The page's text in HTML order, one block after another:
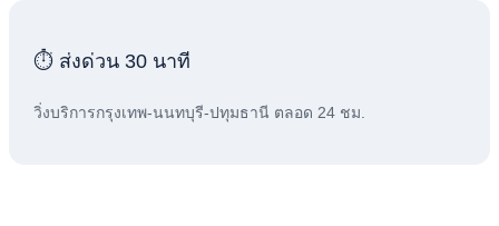
⏱️ ส่งด่วน 30 นาที
วิ่งบริการกรุงเทพ-นนทบุรี-ปทุมธานี ตลอด 24 ชม.